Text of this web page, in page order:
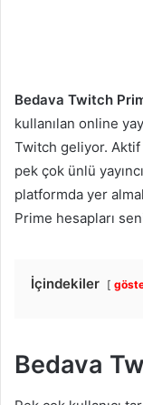
Bedava Twitch
kullanılan online
Twitch geliyor. Aktif
pek çok ünlü
platformda yer
Prime hesapları
İçindekiler
Bedava